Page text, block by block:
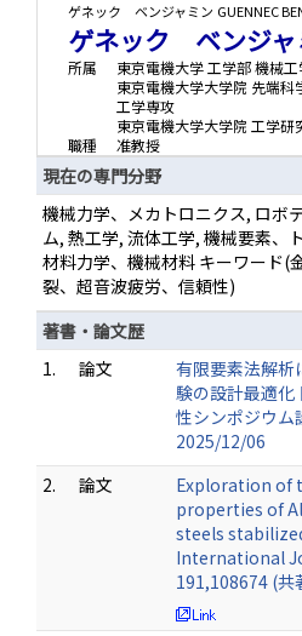
ゲネック ベンジャミン GUENNEC
ゲネック ベンジャ
所属
東京電機大学 工学部 機械
東京電機大学大学院 先端
工学専攻
東京電機大学大学院 工学研
職種
准教授
現在の専門分野
機械力学、メカトロニクス, ロボ
ム, 熱工学, 流体工学, 機械要素、
材料力学、機械材料 キーワード(
裂、超音波疲労、信頼性)
著書・論文歴
1.
論文
有限要素法解析
験の設計最適化
性シンポジウム
2025/12/06
2.
論文
Exploration of
properties of
steels
International
191,108674 (共